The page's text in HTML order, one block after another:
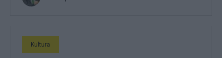
Kultura